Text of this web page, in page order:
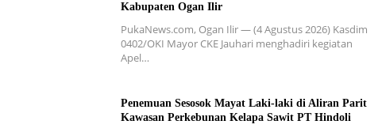
Kabupaten Ogan Ilir
PukaNews.com, Ogan Ilir — (4 Agustus 2026) Kasdim
0402/OKI Mayor CKE Jauhari menghadiri kegiatan
Apel…
Penemuan Sesosok Mayat Laki-laki di Aliran Parit
Kawasan Perkebunan Kelapa Sawit PT Hindoli